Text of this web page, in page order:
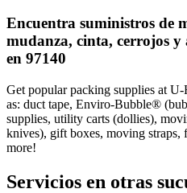
Encuentra suministros de
mudanza, cinta, cerrojos
en 97140
Get popular packing supplies at
as: duct tape, Enviro-Bubble®
supplies, utility carts (dollies),
knives), gift boxes, moving straps,
more!
Servicios en otras